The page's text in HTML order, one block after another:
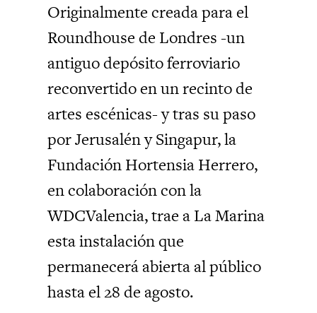
Originalmente creada para el
Roundhouse de Londres -un
antiguo depósito ferroviario
reconvertido en un recinto de
artes escénicas- y tras su paso
por Jerusalén y Singapur, la
Fundación Hortensia Herrero,
en colaboración con la
WDCValencia, trae a La Marina
esta instalación que
permanecerá abierta al público
hasta el 28 de agosto.